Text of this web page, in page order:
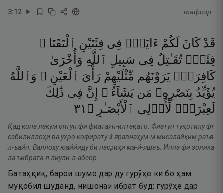
3:12 тафсир
قَدْ كَانَ لَكُمْ ءَايَةٌۭ فِى فِئَتَيْنِ ٱلْتَقَتَا ۖ
فِئَةٌۭ تُقَـٰتِلُ فِى سَبِيلِ ٱللَّهِ وَأُخْرَىٰ
كَافِرَةٌۭ يَرَوْنَهُم مِّثْلَيْهِمْ رَأْىَ ٱلْعَيْنِ ۚ وَٱللَّهُ
يُؤَيِّدُ بِنَصْرِهِۦ مَن يَشَآءُ ۗ إِنَّ فِى ذَٰلِكَ
لَعِبْرَةًۭ لِّأُو۟لِى ٱلْأَبْصَـٰرِ ۝ ١٣
Қад кона лакум оятун фи фиатайн-илтақато. Фиатун туқотилу фт
сабилиллоҳи ва ухро кофирату-й яравнаҳум-м мисалайҳим раъя-
л-ъайн. Валлоҳу юаййиду би насриҳи ма-й-яшаъ. Инна фи золика
ла ъибрата-л лиули-л-абсор.
Батаҳқиқ, барои шумо дар ду гурӯҳе ки бо ҳам
муқобил шуданд, нишонаи ибрат буд: гурӯҳе дар